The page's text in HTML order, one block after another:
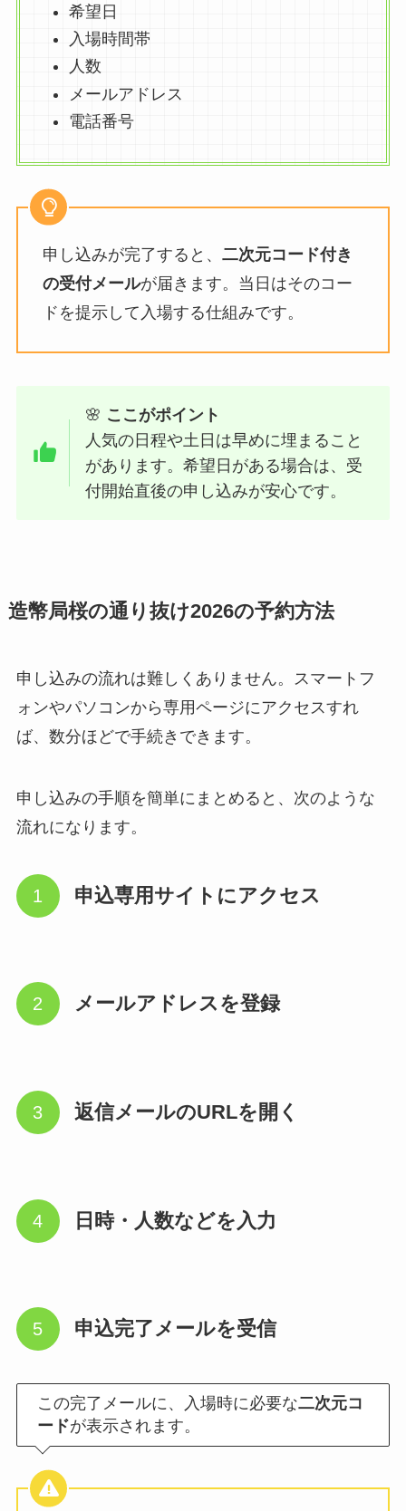
希望日
入場時間帯
人数
メールアドレス
電話番号
申し込みが完了すると、 二次元コード付き
の受付メールが届きます。当日はそのコー
ドを提示して入場する仕組みです。
🌸 ここがポイント
人気の日程や土日は早めに埋まること
があります。希望日がある場合は、受
付開始直後の申し込みが安心です。
造幣局桜の通り抜け2026の予約方法
申し込みの流れは難しくありません。スマートフ
ォンやパソコンから専用ページにアクセスすれ
ば、数分ほどで手続きできます。
申し込みの手順を簡単にまとめると、次のような
流れになります。
申込専用サイトにアクセス
メールアドレスを登録
返信メールのURLを開く
日時・人数などを入力
申込完了メールを受信
この完了メールに、入場時に必要な二次元コ
ードが表示されます。